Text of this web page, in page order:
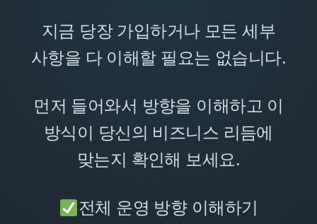
지금 당장 가입하거나 모든 세부
사항을 다 이해할 필요는 없습니다.
먼저 들어와서 방향을 이해하고 이
방식이 당신의 비즈니스 리듬에
맞는지 확인해 보세요.
전체 운영 방향 이해하기